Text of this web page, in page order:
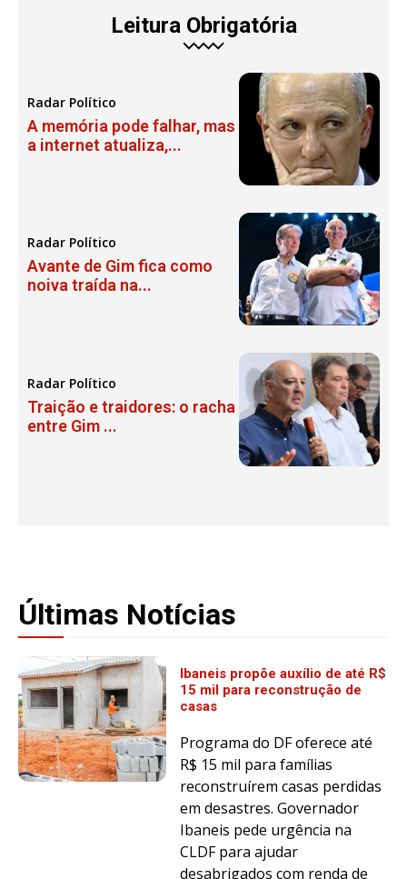
Leitura Obrigatória
Radar Político
A memória pode falhar, mas
a internet atualiza,...
Radar Político
Avante de Gim fica como
noiva traída na...
Radar Político
Traição e traidores: o racha
entre Gim ...
Últimas Notícias
Ibaneis propõe auxílio de até R$
15 mil para reconstrução de
casas
Programa do DF oferece até
R$ 15 mil para famílias
reconstruírem casas perdidas
em desastres. Governador
Ibaneis pede urgência na
CLDF para ajudar
desabrigados com renda de